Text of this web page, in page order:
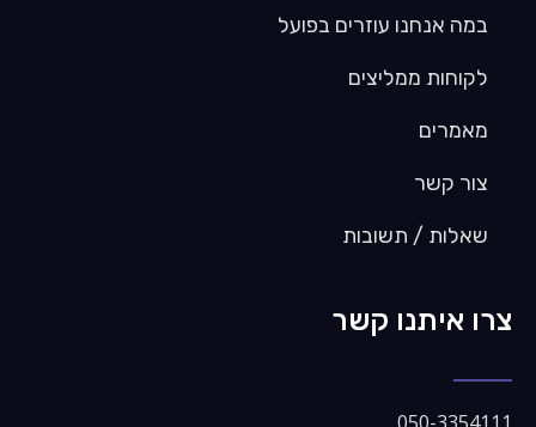
במה אנחנו עוזרים בפועל
לקוחות ממליצים
מאמרים
צור קשר
שאלות / תשובות
צרו איתנו קשר​
050-3354111